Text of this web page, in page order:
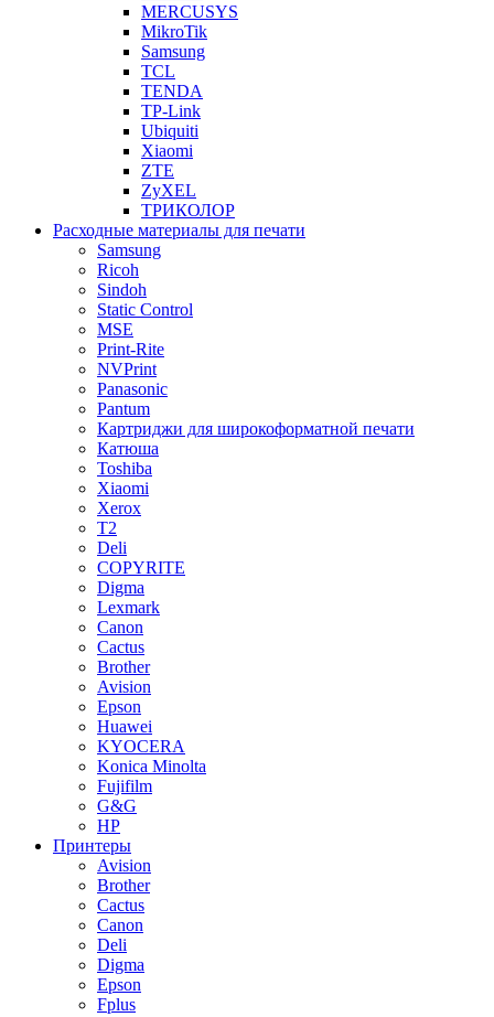
MERCUSYS
MikroTik
Samsung
TCL
TENDA
TP-Link
Ubiquiti
Xiaomi
ZTE
ZyXEL
ТРИКОЛОР
Расходные материалы для печати
Samsung
Ricoh
Sindoh
Static Control
MSE
Print-Rite
NVPrint
Panasonic
Pantum
Картриджи для широкоформатной печати
Катюша
Toshiba
Xiaomi
Xerox
T2
Deli
COPYRITE
Digma
Lexmark
Canon
Cactus
Brother
Avision
Epson
Huawei
KYOCERA
Konica Minolta
Fujifilm
G&G
HP
Принтеры
Avision
Brother
Cactus
Canon
Deli
Digma
Epson
Fplus